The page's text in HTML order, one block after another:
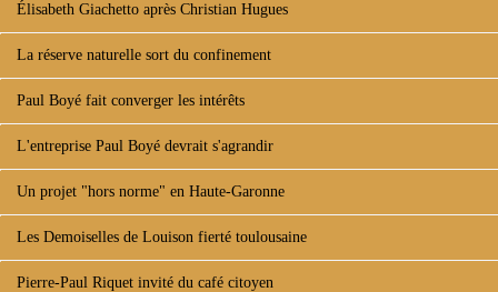
Élisabeth Giachetto après Christian Hugues
La réserve naturelle sort du confinement
Paul Boyé fait converger les intérêts
L'entreprise Paul Boyé devrait s'agrandir
Un projet "hors norme" en Haute-Garonne
Les Demoiselles de Louison fierté toulousaine
Pierre-Paul Riquet invité du café citoyen